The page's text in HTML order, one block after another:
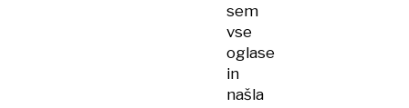
sem
vse
oglase
in
našla